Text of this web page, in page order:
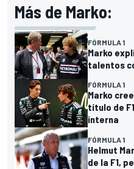
Más de Marko:
FÓRMULA 1
Marko
talentos
FÓRMULA 1
Marko
título de
interna
FÓRMULA 1
Helmut
de la F1,